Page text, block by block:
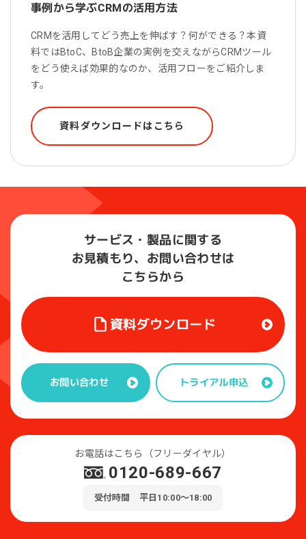
事例から学ぶCRMの活用方法
CRMを活用してどう売上を伸ばす？何ができる？本資
料ではBtoC、BtoB企業の実例を交えながらCRMツール
をどう使えば効果的なのか、活用フローをご紹介しま
す。
資料ダウンロードはこちら
サービス・製品に関する
お見積もり、お問い合わせは
こちらから
資料ダウンロード
お問い合わせ トライアル申込
お電話はこちら（フリーダイヤル）
0120-689-667
受付時間 平日10:00～18:00